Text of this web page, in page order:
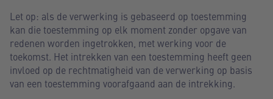
Let op: als de verwerking is gebaseerd op toestemming
kan die toestemming op elk moment zonder opgave van
redenen worden ingetrokken, met werking voor de
toekomst. Het intrekken van een toestemming heeft geen
invloed op de rechtmatigheid van de verwerking op basis
van een toestemming voorafgaand aan de intrekking.